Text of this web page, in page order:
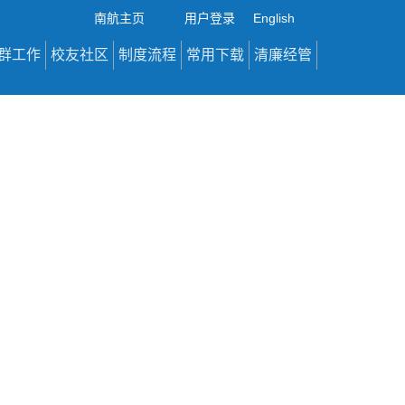
南航主页 用户登录 English
工作 校友社区 制度流程 常用下载 清廉经管